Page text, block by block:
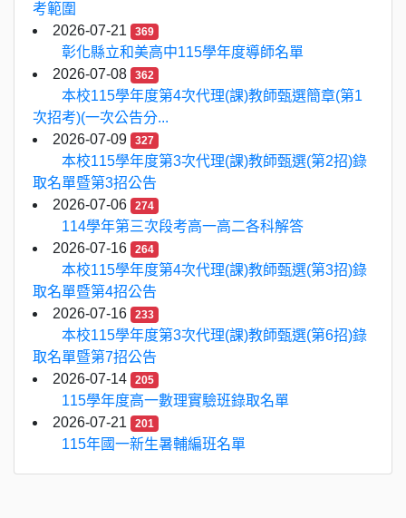
考範圍
2026-07-21
369
彰化縣立和美高中115學年度導師名單
2026-07-08
362
本校115學年度第4次代理(課)教師甄選簡章(第1
次招考)(一次公告分...
2026-07-09
327
本校115學年度第3次代理(課)教師甄選(第2招)錄
取名單暨第3招公告
2026-07-06
274
114學年第三次段考高一高二各科解答
2026-07-16
264
本校115學年度第4次代理(課)教師甄選(第3招)錄
取名單暨第4招公告
2026-07-16
233
本校115學年度第3次代理(課)教師甄選(第6招)錄
取名單暨第7招公告
2026-07-14
205
115學年度高一數理實驗班錄取名單
2026-07-21
201
115年國一新生暑輔編班名單